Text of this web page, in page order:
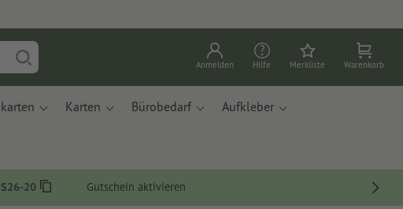
Anmelden Hilfe Merkliste Warenkorb
Karten Bürobedarf Aufkleber
20 Gutschein aktivieren